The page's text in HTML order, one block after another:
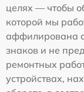
целях — чтобы
которой мы
аффилирована
знаков и не
ремонтных
устройствах,